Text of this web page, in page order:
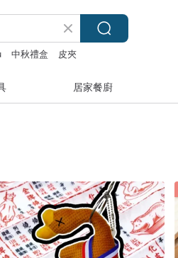
中秋禮盒
皮夾
居家餐廚